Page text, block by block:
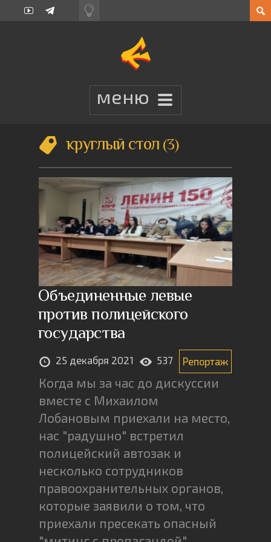
круглый стол 3
Объединенные левые
против полицейского
государства
25 декабря 2021 537 Репортаж
Когда мы за час до дискуссии
вместе с Михаилом
Лобановым приехали на место,
нас "радушно" встретил
полицейский автозак и
несколько сотрудников
правоохранительных органов,
которые заявили о том, что
приехали пресекать опасный